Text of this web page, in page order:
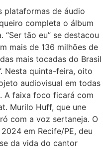
plataformas de áudio
completa o álbum
tão eu” se destacou
mais de 136 milhões de
mais tocadas do Brasil
Nesta quinta-feira, oito
audiovisual em todas
A faixa foco ficará com
Murilo Huff, que une
com a voz sertaneja. O
em Recife/PE, deu
da vida do cantor